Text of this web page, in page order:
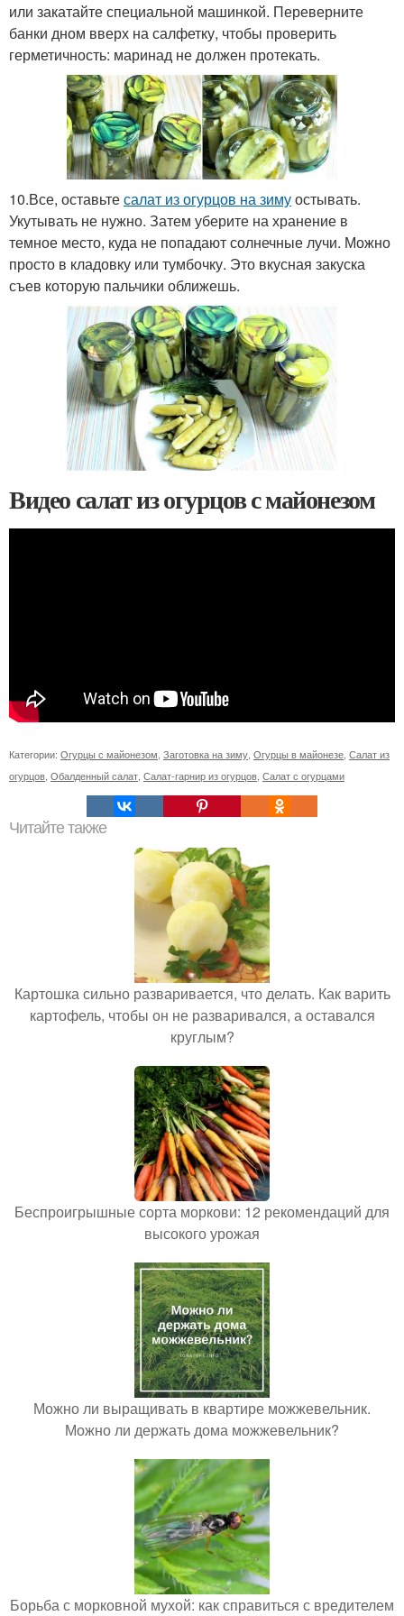
или закатайте специальной машинкой. Переверните
банки дном вверх на салфетку, чтобы проверить
герметичность: маринад не должен протекать.
10.Все, оставьтесалат из огурцов на зимуостывать.
Укутывать не нужно. Затем уберите на хранение в
темное место, куда не попадают солнечные лучи. Можно
просто в кладовку или тумбочку. Это вкусная закуска
съев которую пальчики оближешь.
Видео салат из огурцов с майонезом
Категории: Огурцы с майонезом Заготовка на зиму Огурцы в майонезе Салат из
огурцов Обалденный салат Салат-гарнир из огурцов Салат с огурцами
Читайте также
Картошка сильно разваривается, что делать. Как варить
картофель, чтобы он не разваривался, а оставался
круглым?
Беспроигрышные сорта моркови: 12 рекомендаций для
высокого урожая
Можно ли выращивать в квартире можжевельник.
Можно ли держать дома можжевельник?
Борьба с морковной мухой: как справиться с вредителем